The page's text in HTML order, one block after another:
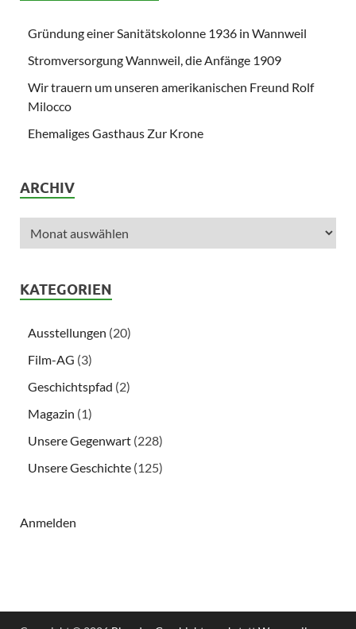
Gründung einer Sanitätskolonne 1936 in Wannweil
Stromversorgung Wannweil, die Anfänge 1909
Wir trauern um unseren amerikanischen Freund Rolf
Milocco
Ehemaliges Gasthaus Zur Krone
ARCHIV
KATEGORIEN
Ausstellungen (20)
Film-AG (3)
Geschichtspfad (2)
Magazin (1)
Unsere Gegenwart (228)
Unsere Geschichte (125)
Anmelden